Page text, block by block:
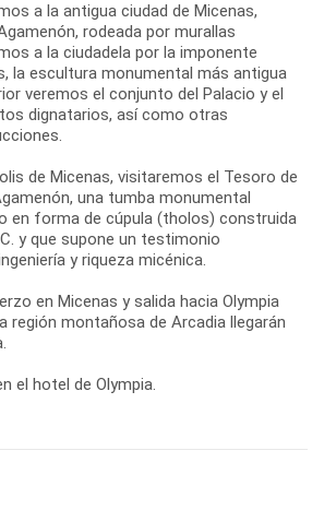
a la antigua ciudad de Micenas,
rodeada por murallas
a la ciudadela por la imponente
la escultura monumental más antigua
veremos el conjunto del Palacio y el
dignatarios, así como otras
de Micenas, visitaremos el Tesoro de
una tumba monumental
en forma de cúpula (tholos) construida
y que supone un testimonio
y riqueza micénica.
en Micenas y salida hacia Olympia
región montañosa de Arcadia llegarán
el hotel de Olympia.